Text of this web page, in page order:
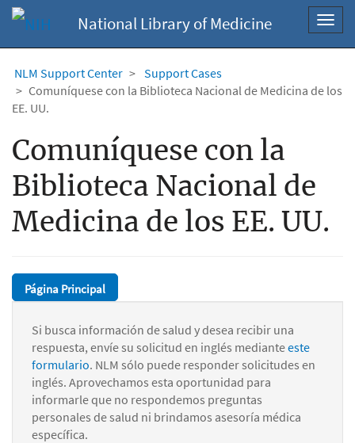
National Library of Medicine
NLM Support Center
Support Cases
Comuníquese con la Biblioteca Nacional de Medicina de los
EE. UU.
Comuníquese con la
Biblioteca Nacional de
Medicina de los EE. UU.
Página Principal
Si busca información de salud y desea recibir una
respuesta, envíe su solicitud en inglés medianteeste
formulario. NLM sólo puede responder solicitudes en
inglés. Aprovechamos esta oportunidad para
informarle que no respondemos preguntas
personales de salud ni brindamos asesoría médica
específica.